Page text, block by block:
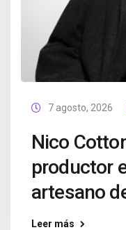
7 agosto, 2026
Nico
productor
artesano
Leer más